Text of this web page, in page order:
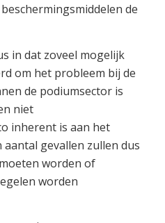
de
in dat zoveel mogelijk
om het probleem bij de
de podiumsector is
niet
inherent is aan het
gevallen zullen dus
worden of
worden